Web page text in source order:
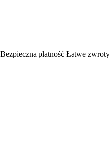
Bezpieczna płatność Łatwe zwroty